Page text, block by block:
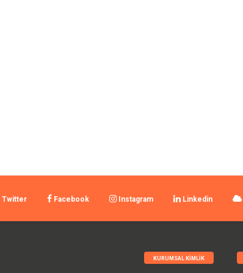
Twitter Facebook Instagram Linkedin
KURUMSAL KIMLIK